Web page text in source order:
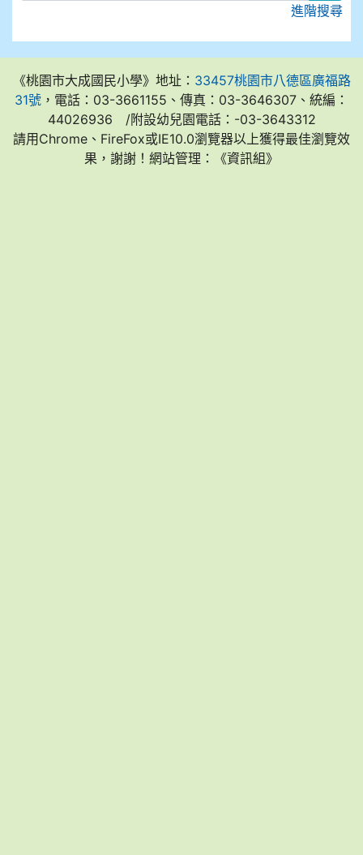
進階搜尋
《桃園市大成國民小學》地址： 33457桃園市八德區廣福路
31號 ，電話：03-3661155、傳真：03-3646307、統編：
44026936 /附設幼兒園電話：-03-3643312
請用Chrome、FireFox或IE10.0瀏覽器以上獲得最佳瀏覽效
果，謝謝！網站管理：《資訊組》